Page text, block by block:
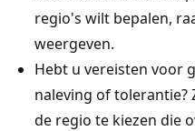
regio's wilt bepalen,
weergeven.
Hebt u vereisten voor
naleving of tolerantie?
de regio te kiezen die